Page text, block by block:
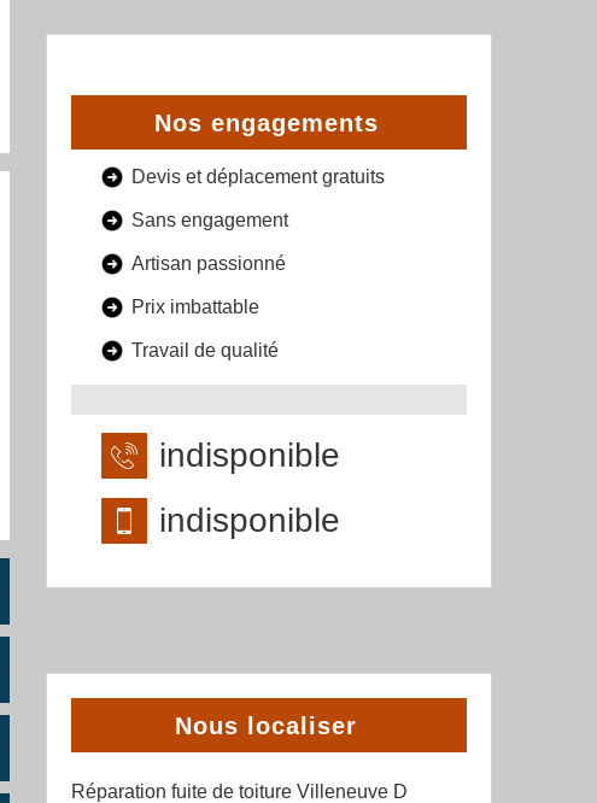
Nos engagements
Devis et déplacement gratuits
Sans engagement
Artisan passionné
Prix imbattable
Travail de qualité
indisponible
indisponible
Nous localiser
Réparation fuite de toiture Villeneuve D